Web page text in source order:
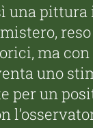
una
ma con
uno
per un